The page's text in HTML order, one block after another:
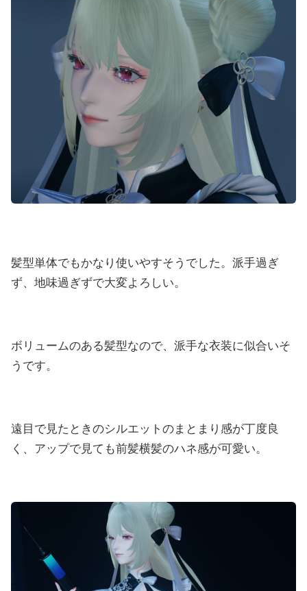
髪型単体でもかなり使いやすそうでした。派手過ぎ
ず、地味過ぎずで大変よろしい。
ボリュームのある髪型なので、派手な衣装に似合いそ
うです。
遠目で見たときのシルエットのまとまり感が丁度良
く、アップで見ても前髪横髪のハネ感が可愛い。